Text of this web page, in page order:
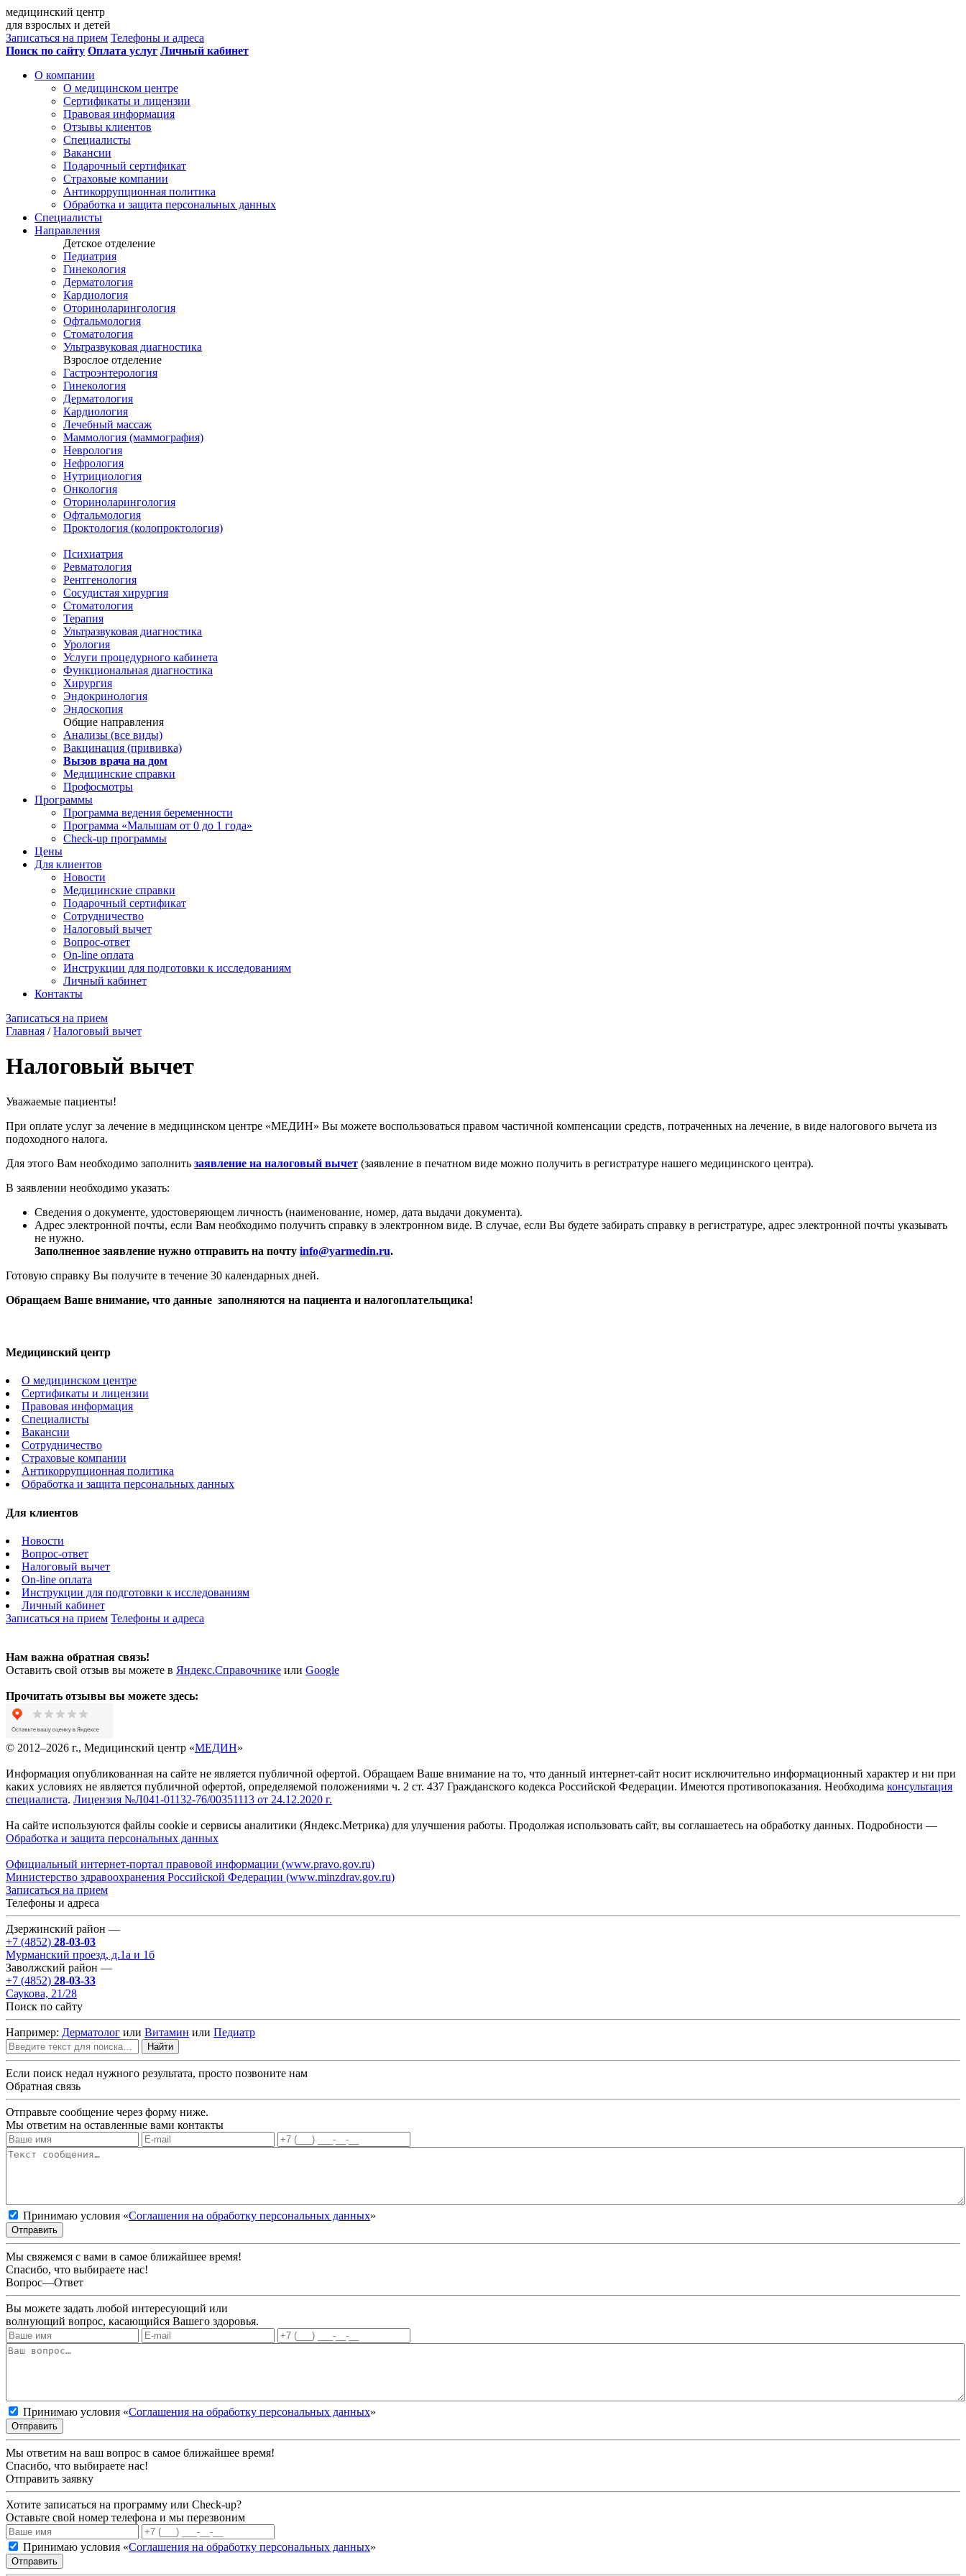
медицинский центр
для взрослых и детей
Записаться на прием Телефоны и адреса
Поиск по сайту Оплата услуг Личный кабинет
О компании
О медицинском центре
Сертификаты и лицензии
Правовая информация
Отзывы клиентов
Специалисты
Вакансии
Подарочный сертификат
Страховые компании
Антикоррупционная политика
Обработка и защита персональных данных
Специалисты
Направления
Детское отделение
Педиатрия
Гинекология
Дерматология
Кардиология
Оториноларингология
Офтальмология
Стоматология
Ультразвуковая диагностика
Взрослое отделение
Гастроэнтерология
Гинекология
Дерматология
Кардиология
Лечебный массаж
Маммология (маммография)
Неврология
Нефрология
Нутрициология
Онкология
Оториноларингология
Офтальмология
Проктология (колопроктология)
Психиатрия
Ревматология
Рентгенология
Сосудистая хирургия
Стоматология
Терапия
Ультразвуковая диагностика
Урология
Услуги процедурного кабинета
Функциональная диагностика
Хирургия
Эндокринология
Эндоскопия
Общие направления
Анализы (все виды)
Вакцинация (прививка)
Вызов врача на дом
Медицинские справки
Профосмотры
Программы
Программа ведения беременности
Программа «Малышам от 0 до 1 года»
Check-up программы
Цены
Для клиентов
Новости
Медицинские справки
Подарочный сертификат
Сотрудничество
Налоговый вычет
Вопрос-ответ
On-line оплата
Инструкции для подготовки к исследованиям
Личный кабинет
Контакты
Записаться на прием
Главная /Налоговый вычет
Налоговый вычет
Уважаемые пациенты!
При оплате услуг за лечение в медицинском центре «МЕДИН» Вы можете воспользоваться правом частичной компенсации средств, потраченных на лечение, в виде налогового вычета из
подоходного налога.
Для этого Вам необходимо заполнить заявление на налоговый вычет (заявление в печатном виде можно получить в регистратуре нашего медицинского центра).
В заявлении необходимо указать:
Сведения о документе, удостоверяющем личность (наименование, номер, дата выдачи документа).
Адрес электронной почты, если Вам необходимо получить справку в электронном виде. В случае, если Вы будете забирать справку в регистратуре, адрес электронной почты указывать
не нужно.
Заполненное заявление нужно отправить на почту info@yarmedin.ru.
Готовую справку Вы получите в течение 30 календарных дней.
Обращаем Ваше внимание, что данные заполняются на пациента и налогоплательщика!
Медицинский центр
О медицинском центре
Сертификаты и лицензии
Правовая информация
Специалисты
Вакансии
Сотрудничество
Страховые компании
Антикоррупционная политика
Обработка и защита персональных данных
Для клиентов
Новости
Вопрос-ответ
Налоговый вычет
On-line оплата
Инструкции для подготовки к исследованиям
Личный кабинет
Записаться на прием Телефоны и адреса
Нам важна обратная связь!
Оставить свой отзыв вы можете в Яндекс.Справочнике или Google
Прочитать отзывы вы можете здесь:
© 2012–2026 г., Медицинский центр «МЕДИН»
Информация опубликованная на сайте не является публичной офертой. Обращаем Ваше внимание на то, что данный интернет-сайт носит исключительно информационный характер и ни при
каких условиях не является публичной офертой, определяемой положениями ч. 2 ст. 437 Гражданского кодекса Российской Федерации. Имеются противопоказания. Необходима консультация
специалиста. Лицензия №Л041-01132-76/00351113 от 24.12.2020 г.
На сайте используются файлы cookie и сервисы аналитики (Яндекс.Метрика) для улучшения работы. Продолжая использовать сайт, вы соглашаетесь на обработку данных. Подробности —
Обработка и защита персональных данных
Официальный интернет-портал правовой информации (www.pravo.gov.ru)
Министерство здравоохранения Российской Федерации (www.minzdrav.gov.ru)
Записаться на прием
Телефоны и адреса
Дзержинский район —
+7 (4852) 28-03-03
Мурманский проезд, д.1а и 1б
Заволжский район —
+7 (4852) 28-03-33
Саукова, 21/28
Поиск по сайту
Например: Дерматолог или Витамин или Педиатр
Найти
Если поиск недал нужного результата, просто позвоните нам
Обратная связь
Отправьте сообщение через форму ниже.
Мы ответим на оставленные вами контакты
Принимаю условия «Соглашения на обработку персональных данных»
Отправить
Мы свяжемся с вами в самое ближайшее время!
Спасибо, что выбираете нас!
Вопрос—Ответ
Вы можете задать любой интересующий или
волнующий вопрос, касающийся Вашего здоровья.
Принимаю условия «Соглашения на обработку персональных данных»
Отправить
Мы ответим на ваш вопрос в самое ближайшее время!
Спасибо, что выбираете нас!
Отправить заявку
Хотите записаться на программу или Check-up?
Оставьте свой номер телефона и мы перезвоним
Принимаю условия «Соглашения на обработку персональных данных»
Отправить